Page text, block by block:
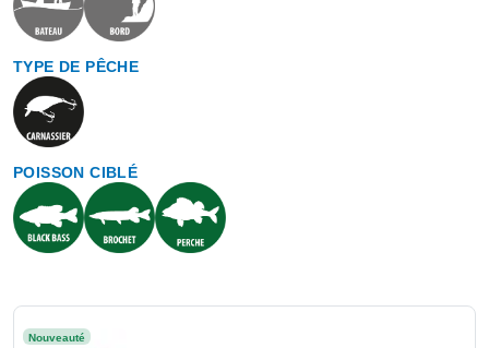
TYPE DE PÊCHE
POISSON CIBLÉ
Nouveauté